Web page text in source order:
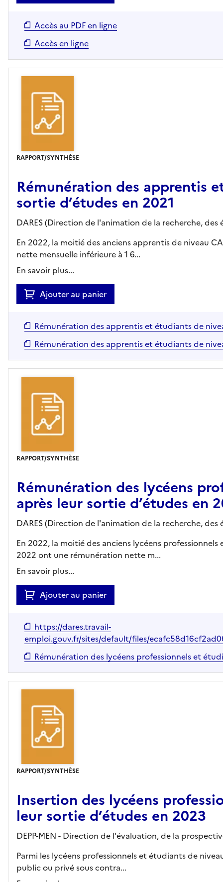
Accès au PDF en ligne
Accès en ligne
RAPPORT/SYNTHÈSE
Rémunération des apprentis
sortie d’études en 2021
DARES (Direction de l'animation de la recherche,
En 2022, la moitié des anciens apprentis de niveau
nette mensuelle inférieure à 1 6...
En savoir plus...
Ajouter au panier
Rémunération des apprentis et étudiants de
Rémunération des apprentis et étudiants de
RAPPORT/SYNTHÈSE
Rémunération des lycéens
après leur sortie d’études en
DARES (Direction de l'animation de la recherche,
En 2022, la moitié des anciens lycéens
2022 ont une rémunération nette m...
En savoir plus...
Ajouter au panier
https://dares.travail-
emploi.gouv.fr/sites/default/files/
Rémunération des lycéens professionnels et
RAPPORT/SYNTHÈSE
Insertion des lycéens
leur sortie d’études en 2023
DEPP-MEN - Direction de l'évaluation, de la
Parmi les lycéens professionnels et étudiants de
public ou privé sous contra...